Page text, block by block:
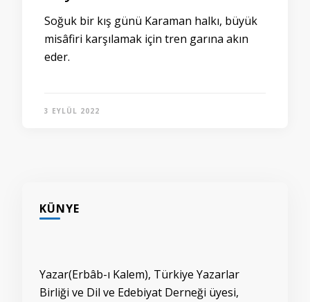
Soğuk bir kış günü Karaman halkı, büyük
misâfiri karşılamak için tren garına akın
eder.
3 EYLÜL 2022
KÜNYE
Yazar(Erbâb-ı Kalem), Türkiye Yazarlar
Birliği ve Dil ve Edebiyat Derneği üyesi,